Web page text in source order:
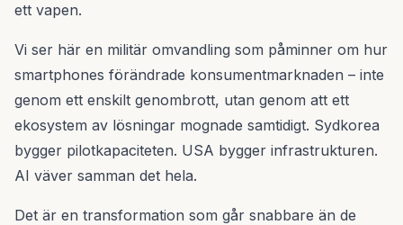
ett vapen.
Vi ser här en militär omvandling som påminner om hur
smartphones förändrade konsumentmarknaden – inte
genom ett enskilt genombrott, utan genom att ett
ekosystem av lösningar mognade samtidigt. Sydkorea
bygger pilotkapaciteten. USA bygger infrastrukturen.
AI väver samman det hela.
Det är en transformation som går snabbare än de